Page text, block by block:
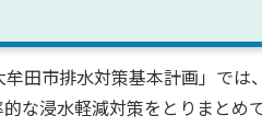
田市排水対策基本計画」では
な浸水軽減対策をとりまとめ